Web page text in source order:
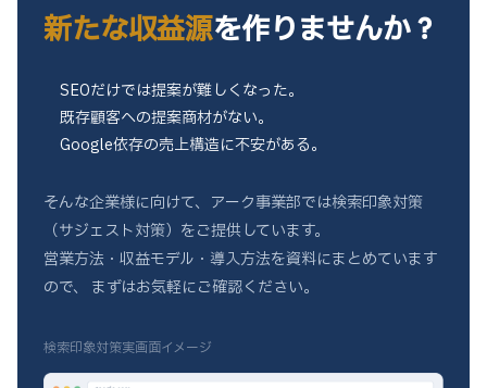
新たな収益源を作りませんか？
SEOだけでは提案が難しくなった。
既存顧客への提案商材がない。
Google依存の売上構造に不安がある。
そんな企業様に向けて、アーク事業部では検索印象対策
（サジェスト対策）をご提供しています。
営業方法・収益モデル・導入方法を資料にまとめています
ので、
まずはお気軽にご確認ください。
検索印象対策実画面イメージ